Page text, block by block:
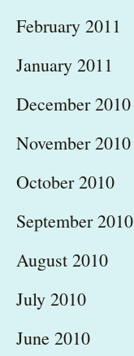
February 2011
January 2011
December 2010
November 2010
October 2010
September 2010
August 2010
July 2010
June 2010